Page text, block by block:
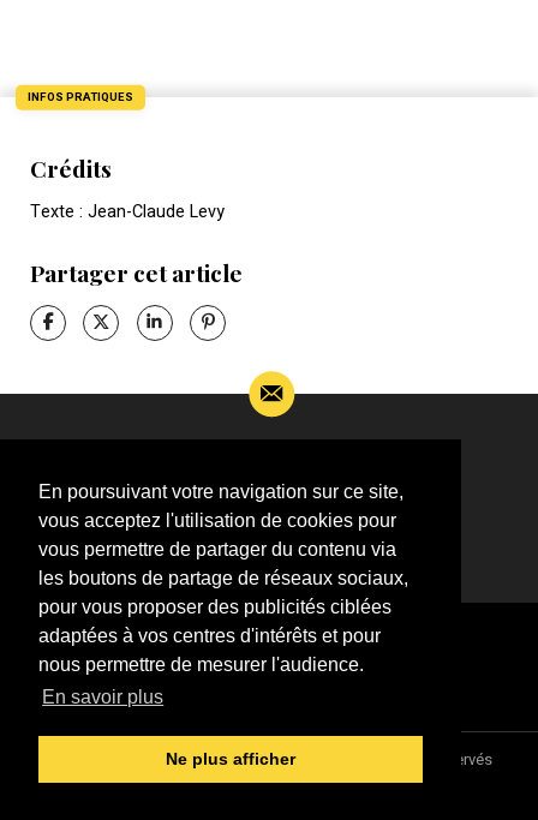
En poursuivant votre navigation sur ce site,
vous acceptez l'utilisation de cookies pour
vous permettre de partager du contenu via
les boutons de partage de réseaux sociaux,
pour vous proposer des publicités ciblées
adaptées à vos centres d'intérêts et pour
nous permettre de mesurer l'audience.
En savoir plus
Ne plus afficher
INFOS PRATIQUES
Crédits
Texte : Jean-Claude Levy
Partager cet article
complémentaires sur l’actualité de Jean-Jacques
Goldman,
ÉCRIVEZ-MOI !
Association "Parler d'sa vie" © 1997 - 2026 - Tous droits réservés